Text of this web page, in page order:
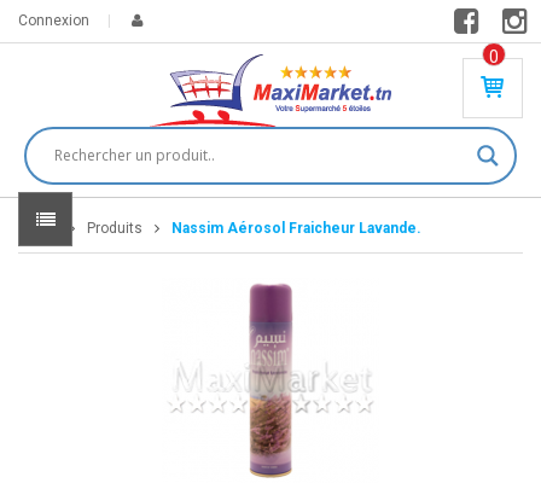
Connexion
0
PR
DU
IT(
S)
Home Produits Nassim Aérosol Fraicheur Lavande.